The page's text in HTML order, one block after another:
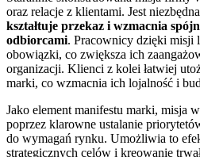
oraz relacje z klientami. Jest
kształtuje przekaz i wzmacnia
odbiorcami. Pracownicy dzięki misji
obowiązki, co zwiększa ich
organizacji. Klienci z kolei łatwiej
marki, co wzmacnia ich lojalność i
Jako element manifestu marki, misja
poprzez klarowne ustalanie
do wymagań rynku. Umożliwia to
strategicznych celów i kreowanie